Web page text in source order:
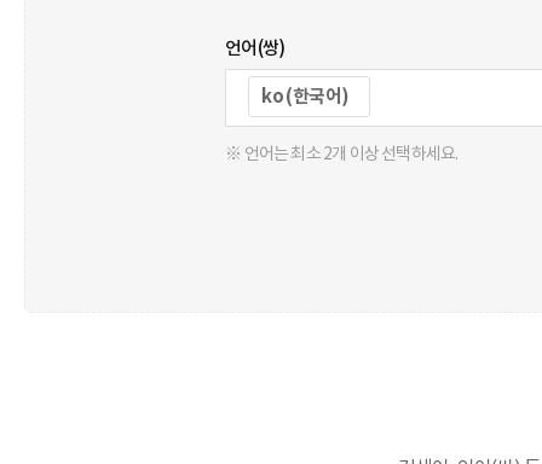
언어(쌍)
ko (한국어)
※ 언어는 최소 2개 이상 선택하세요.